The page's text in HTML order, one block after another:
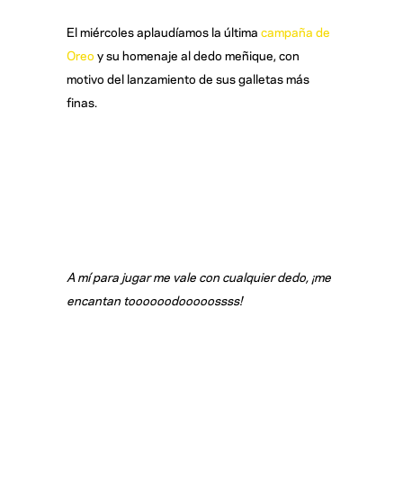
El miércoles aplaudíamos la última campaña de
Oreo y su homenaje al dedo meñique, con
motivo del lanzamiento de sus galletas más
finas.
A mí para jugar me vale con cualquier dedo, ¡me
encantan toooooodooooossss!